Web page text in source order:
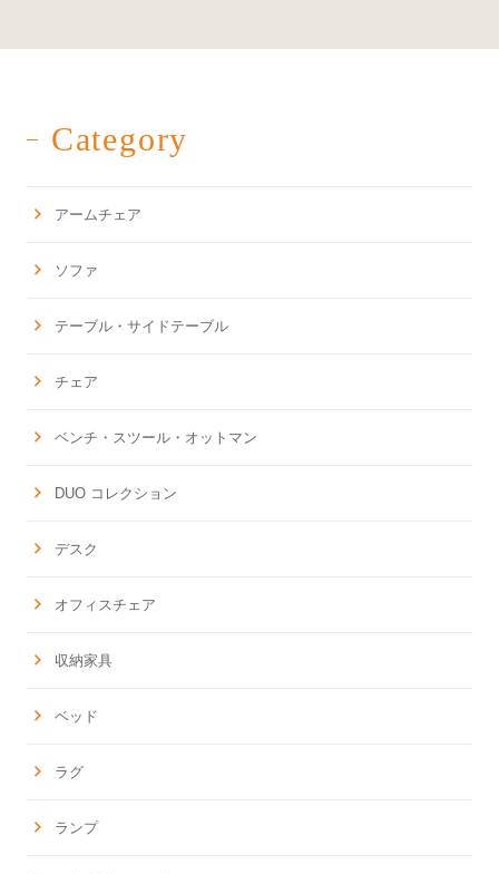
Category
アームチェア
ソファ
テーブル・サイドテーブル
チェア
ベンチ・スツール・オットマン
DUO コレクション
デスク
オフィスチェア
収納家具
ベッド
ラグ
ランプ